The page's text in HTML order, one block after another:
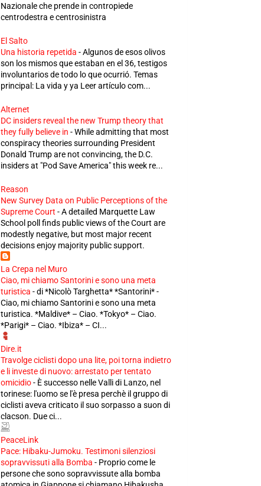
Nazionale che prende in contropiede
centrodestra e centrosinistra
El Salto
Una historia repetida -Algunos de esos olivos
son los mismos que estaban en el 36, testigos
involuntarios de todo lo que ocurrió. Temas
principal: La vida y ya Leer artículo com...
Alternet
DC insiders reveal the new Trump theory that
they fully believe in -While admitting that most
conspiracy theories surrounding President
Donald Trump are not convincing, the D.C.
insiders at "Pod Save America" this week re...
Reason
New Survey Data on Public Perceptions of the
Supreme Court -A detailed Marquette Law
School poll finds public views of the Court are
modestly negative, but most major recent
decisions enjoy majority public support.
La Crepa nel Muro
Ciao, mi chiamo Santorini e sono una meta
turistica -di *Nicolò Targhetta* *Santorini* -
Ciao, mi chiamo Santorini e sono una meta
turistica. *Maldive* – Ciao. *Tokyo* – Ciao.
*Parigi* – Ciao. *Ibiza* – CI...
Dire.it
Travolge ciclisti dopo una lite, poi torna indietro
e li investe di nuovo: arrestato per tentato
omicidio- È successo nelle Valli di Lanzo, nel
torinese: l'uomo se l'è presa perchè il gruppo di
ciclisti aveva criticato il suo sorpasso a suon di
clacson. Due ci...
PeaceLink
Pace: Hibaku-Jumoku. Testimoni silenziosi
sopravvissuti alla Bomba - Proprio come le
persone che sono sopravvissute alla bomba